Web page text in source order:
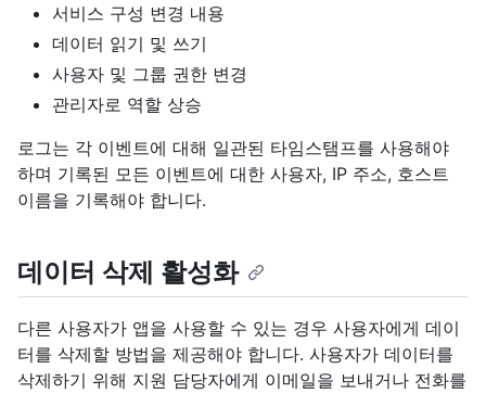
서비스 구성 변경 내용
데이터 읽기 및 쓰기
사용자 및 그룹 권한 변경
관리자로 역할 상승
로그는 각 이벤트에 대해 일관된 타임스탬프를 사용해야
하며 기록된 모든 이벤트에 대한 사용자, IP 주소, 호스트
이름을 기록해야 합니다.
데이터 삭제 활성화
다른 사용자가 앱을 사용할 수 있는 경우 사용자에게 데이
터를 삭제할 방법을 제공해야 합니다. 사용자가 데이터를
삭제하기 위해 지원 담당자에게 이메일을 보내거나 전화를